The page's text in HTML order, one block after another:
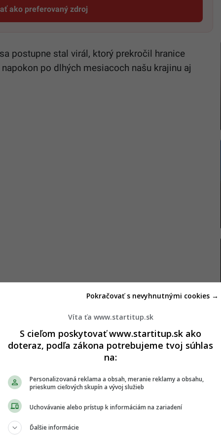
ako preferovaný zdroj
Startitup, odkaz sa otvorí v novom okne
postupne stal virál, ktorý prekročil hranice
po dlhých mesiacoch našu krajinu aj
@gwynethmcmullen, tvorí obsah
sa móde, každodennému životu, krátkym
štýlu.
z krajiny, s ktorou predtým verejne spájaná
črty tváre, pohľad do kamery a mimiku.
s dlhoročným lídrom strany Smer-SD a
Víta ťa www.startitup.sk
S cieľom poskytovať www.startitup.sk ako
doteraz, podľa zákona potrebujeme tvoj súhlas
na:
Personalizovaná reklama a obsah, meranie reklamy a obsahu,
prieskum cieľových skupín a vývoj služieb
Uchovávanie alebo prístup k informáciám na zariadení
Ďalšie informácie
Pokračovať s nevyhnutnými cookies →